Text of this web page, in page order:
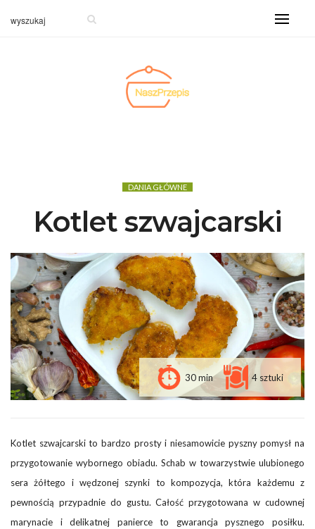
DANIA GŁÓWNE
Kotlet szwajcarski
Kotlet szwajcarski to bardzo prosty i niesamowicie pyszny pomysł na
przygotowanie wybornego obiadu. Schab w towarzystwie ulubionego
sera żółtego i wędzonej szynki to kompozycja, która każdemu z
pewnością przypadnie do gustu. Całość przygotowana w cudownej
marynacie i delikatnej panierce to gwarancja pysznego posiłku.
30 min 4 sztuki